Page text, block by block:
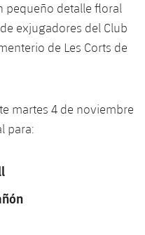
pequeño detalle floral
exjugadores del Club
de Les Corts de
martes 4 de noviembre
para: